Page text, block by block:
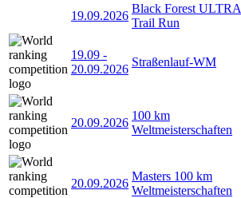
19.09.2026
Black Forest ULTRA
Trail Run
19.09 -
20.09.2026
Straßenlauf-WM
20.09.2026
100 km
Weltmeisterschaften
20.09.2026
Masters 100 km
Weltmeisterschaften